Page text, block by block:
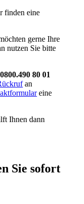
finden eine
gerne Ihre
nutzen Sie bitte
0800.490 80 01
an
eine
Ihnen dann
Sie sofort